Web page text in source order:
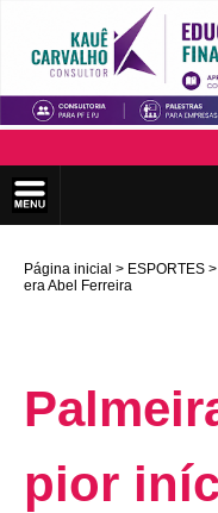
Página inicial ESPORTES
era Abel Ferreira
pior